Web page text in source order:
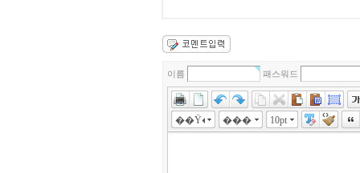
이름 패스워드
��Ÿ�� ���� 10pt